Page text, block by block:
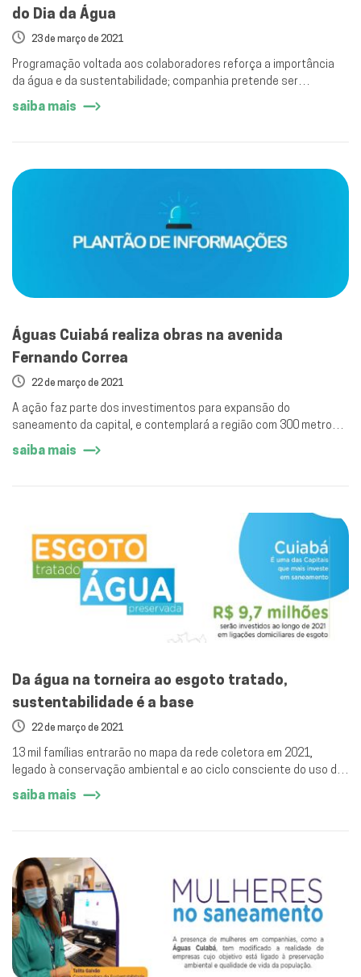
do Dia da Água
23 de março de 2021
Programação voltada aos colaboradores reforça a importância
da água e da sustentabilidade; companhia pretende ser
referência do setor em ESG.
saiba mais
Águas Cuiabá realiza obras na avenida
Fernando Correa
22 de março de 2021
A ação faz parte dos investimentos para expansão do
saneamento da capital, e contemplará a região com 300 metros
de novas redes de esgoto.
saiba mais
Da água na torneira ao esgoto tratado,
sustentabilidade é a base
22 de março de 2021
13 mil famílias entrarão no mapa da rede coletora em 2021,
legado à conservação ambiental e ao ciclo consciente do uso do
recurso hídrico.
saiba mais